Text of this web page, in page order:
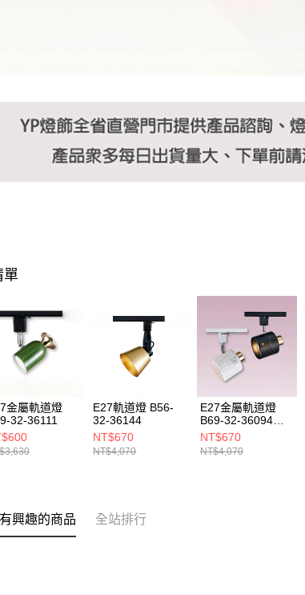
單
金屬軌道燈
32-36111
E27軌道燈 B56-
32-36144
NT$670
NT$4,070
E27金屬軌道燈
B69-32-36094
36095
NT$670
NT$4,070
興趣的商品 全站排行